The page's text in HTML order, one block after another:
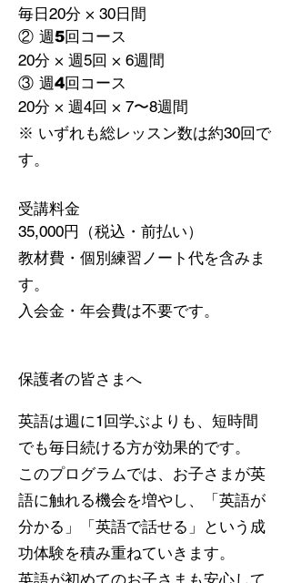
毎日20分 × 30日間
② 週5回コース
20分 × 週5回 × 6週間
③ 週4回コース
20分 × 週4回 × 7〜8週間
※ いずれも総レッスン数は約30回で
す。
受講料金
35,000円（税込・前払い）
教材費・個別練習ノート代を含みま
す。
入会金・年会費は不要です。
保護者の皆さまへ
英語は週に1回学ぶよりも、短時間
でも毎日続ける方が効果的です。
このプログラムでは、お子さまが英
語に触れる機会を増やし、「英語が
分かる」「英語で話せる」という成
功体験を積み重ねていきます。
英語が初めてのお子さまも安心して